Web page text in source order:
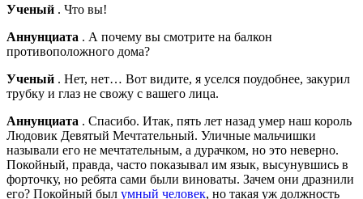
Ученый . Что вы!
Аннунциата . А почему вы смотрите на балкон
противоположного дома?
Ученый . Нет, нет… Вот видите, я уселся поудобнее, закурил
трубку и глаз не свожу с вашего лица.
Аннунциата . Спасибо. Итак, пять лет назад умер наш король
Людовик Девятый Мечтательный. Уличные мальчишки
называли его не мечтательным, а дурачком, но это неверно.
Покойный, правда, часто показывал им язык, высунувшись в
форточку, но ребята сами были виноваты. Зачем они дразнили
его? Покойный был умный человек, но такая уж должность